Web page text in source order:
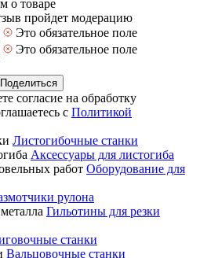
о товаре
пройдет модерацию
Это обязательное поле
Это обязательное поле
Поделиться
согласие на обработку
с Политикой
Листогибочные станки
Аксессуары для листогиба
Оборудование для
рулона
Гильотины для резки
станки
Вальцовочные станки